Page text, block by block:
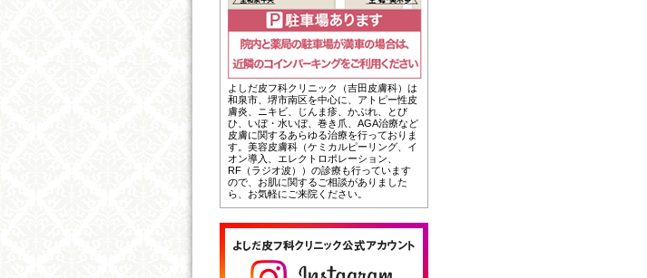
よしだ皮フ科クリニック（吉田皮膚科）は
和泉市、堺市南区を中心に、アトピー性皮
膚炎、ニキビ、じんま疹、かぶれ、とび
ひ、いぼ・水いぼ、巻き爪、AGA治療など
皮膚に関するあらゆる治療を行っておりま
す。美容皮膚科（ケミカルピーリング、イ
オン導入、エレクトロポレーション、
RF（ラジオ波））の診療も行っています
ので、お肌に関するご相談がありました
ら、お気軽にご来院ください。